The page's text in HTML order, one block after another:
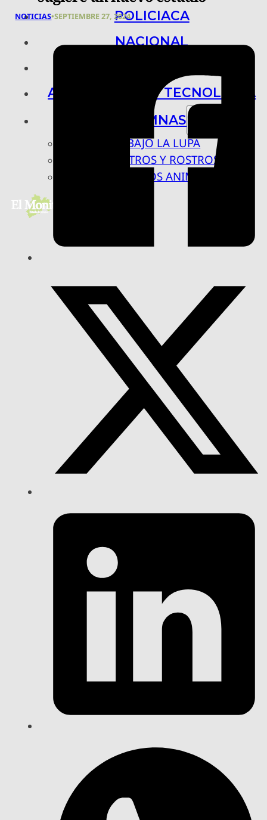
POLICIACA
NACIONAL
ARTE, CIENCIA Y TECNOLOGÍA
COLUMNAS
BAJO LA LUPA
RASTROS Y ROSTROS
VÍNCULOS ANIMALES
NOTICIAS•SEPTIEMBRE 27, 2024